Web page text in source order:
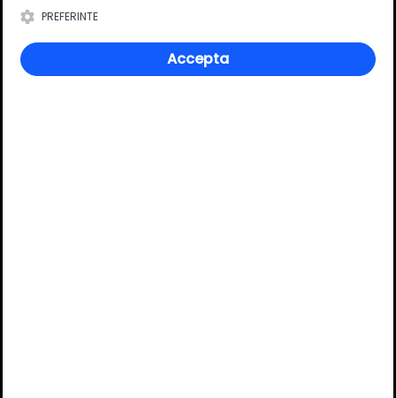
Respecta indicatiile producatorului privind timpul de
PREFERINTE
Accepta